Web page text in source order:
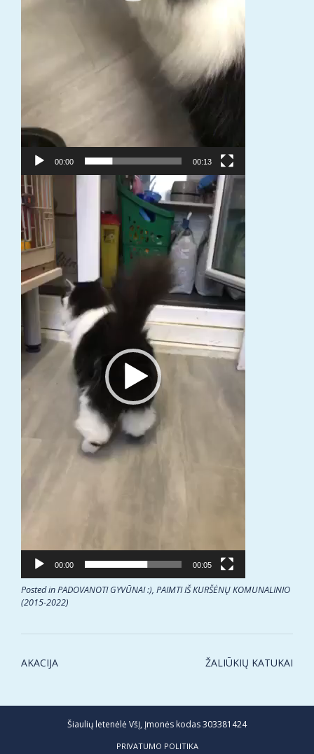
00:00 00:13
Video
grotuvas
00:00 00:05
Posted inPADOVANOTI GYVŪNAI :), PAIMTI IŠ KURŠĖNŲ KOMUNALINIO
(2015-2022)
Post
AKACIJA ŽALIŪKIŲ KATUKAI
Šiaulių letenėlė VšĮ, Įmonės kodas 303381424
PRIVATUMO POLITIKA